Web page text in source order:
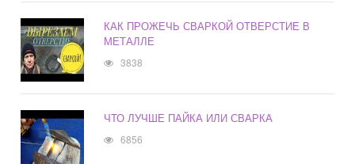
КАК ПРОЖЕЧЬ СВАРКОЙ ОТВЕРСТИЕ В
МЕТАЛЛЕ
3838
ЧТО ЛУЧШЕ ПАЙКА ИЛИ СВАРКА
6856